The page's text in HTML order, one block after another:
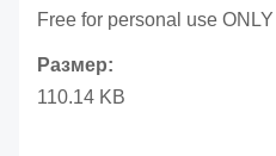
Free for personal use ONLY
Размер:
110.14 KB